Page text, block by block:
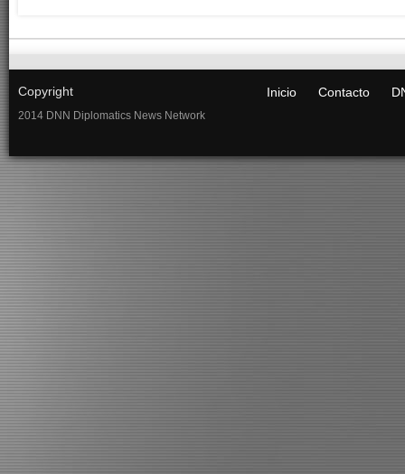
Copyright
2014 DNN Diplomatics News Network
Inicio Contacto